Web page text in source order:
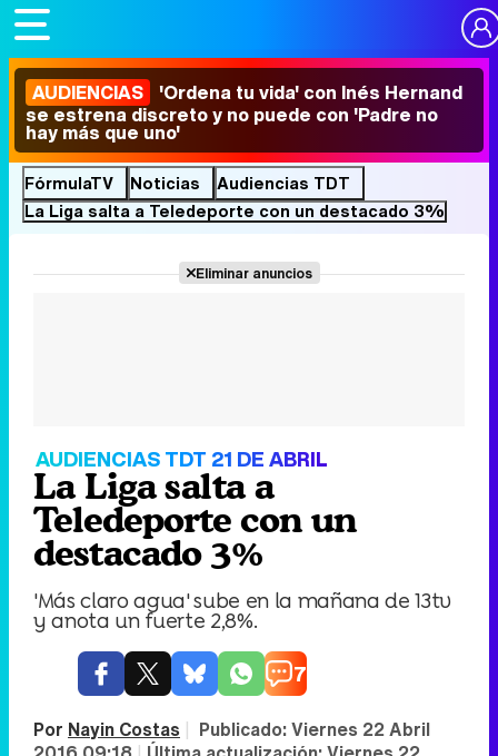
AUDIENCIAS 'Ordena tu vida' con Inés Hernand
se estrena discreto y no puede con 'Padre no
hay más que uno'
FórmulaTV Noticias
Audiencias TDT
La Liga salta a Teledeporte con un destacado 3%
Eliminar anuncios
AUDIENCIAS TDT 21 DE ABRIL
La Liga salta a
Teledeporte con un
destacado 3%
'Más claro agua' sube en la mañana de 13tv
y anota un fuerte 2,8%.
7
Por Nayin Costas | Publicado:Viernes 22 Abril